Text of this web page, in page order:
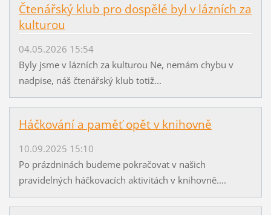
Čtenářský klub pro dospělé byl v lázních za
kulturou
04.05.2026 15:54
Byly jsme v lázních za kulturou Ne, nemám chybu v
nadpise, náš čtenářský klub totiž...
Háčkování a paměť opět v knihovně
10.09.2025 15:10
Po prázdninách budeme pokračovat v našich
pravidelných háčkovacích aktivitách v knihovně....